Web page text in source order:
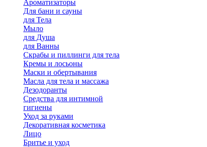
Ароматизаторы
Для бани и сауны
для Тела
Мыло
для Душа
для Ванны
Скрабы и пиллинги для тела
Кремы и лосьоны
Маски и обертывания
Масла для тела и массажа
Дезодоранты
Средства для интимной
гигиены
Уход за руками
Декоративная косметика
Лицо
Бритье и уход